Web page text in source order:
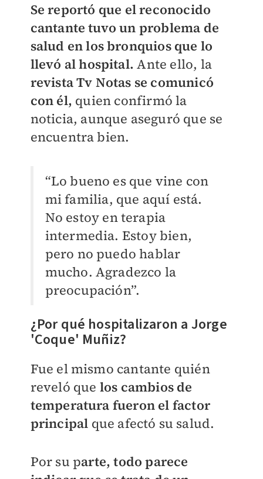
Se reportó que el reconocido
cantante tuvo un problema de
salud en los bronquios que lo
llevó al hospital.Ante ello, la
revista Tv Notas se comunicó
con él, quien confirmó la
noticia, aunque aseguró que se
encuentra bien.
“Lo bueno es que vine con
mi familia, que aquí está.
No estoy en terapia
intermedia. Estoy bien,
pero no puedo hablar
mucho. Agradezco la
preocupación”.
¿Por qué hospitalizaron a Jorge
'Coque' Muñiz?
Fue el mismo cantante quién
reveló que los cambios de
temperatura fueron el factor
principal que afectó su salud.
Por su parte, todo parece